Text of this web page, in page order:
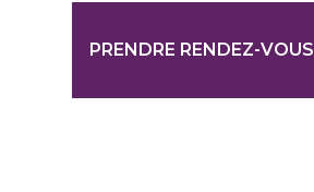
PRENDRE RENDEZ-VOUS